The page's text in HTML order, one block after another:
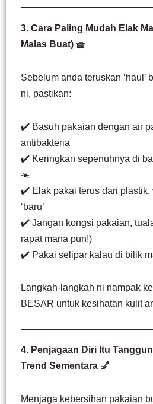
3. Cara Paling Mudah Elak
Malas Buat) 🧺
Sebelum anda teruskan ‘haul’
ni, pastikan:
✔️ Basuh pakaian dengan air
antibakteria
✔️ Keringkan sepenuhnya di
☀️
✔️ Elak pakai terus dari plastik,
‘baru’
✔️ Jangan kongsi pakaian,
rapat mana pun!)
✔️ Pakai selipar kalau di bilik
Langkah-langkah ni nampak
BESAR untuk kesihatan kulit
4. Penjagaan Diri Itu
Trend Sementara 💅
Menjaga kebersihan pakaian